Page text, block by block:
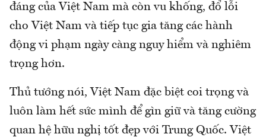
đáng của Việt Nam mà còn vu khống, đổ lỗi
cho Việt Nam và tiếp tục gia tăng các hành
động vi phạm ngày càng nguy hiểm và nghiêm
trọng hơn.
Thủ tướng nói, Việt Nam đặc biệt coi trọng và
luôn làm hết sức mình để gìn giữ và tăng cường
quan hệ hữu nghị tốt đẹp với Trung Quốc. Việt